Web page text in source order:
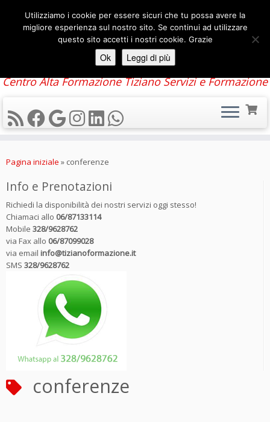
contenuto
Centro Alta Formazione Tiziano Servizi e Formazione
Pagina iniziale » conferenze
Info e Prenotazioni
Richiedi la disponibilità dei nostri servizi oggi stesso!
Chiamaci allo 06/87133114
Mobile 328/9628762
via Fax allo 06/87099028
via email info@tizianoformazione.it
SMS 328/9628762
conferenze
Utilizziamo i cookie per essere sicuri che tu possa avere la
migliore esperienza sul nostro sito. Se continui ad utilizzare
questo sito accetti i nostri cookie. Grazie
Ok Leggi di più